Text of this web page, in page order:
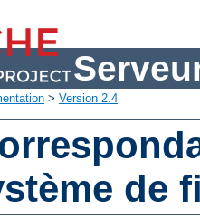
> Version 2.4
de